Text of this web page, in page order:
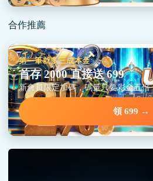
合作推薦
第一筆就多三成本金
首存 2000 直接送 699
新會員限定加碼，碼量只要彩金五倍
領 699 →